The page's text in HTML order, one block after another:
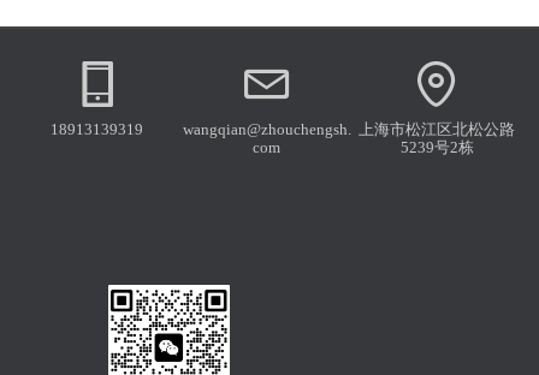
18913139319
wangqian@zhouchengsh.
com
上海市松江区北松公路
5239号2栋